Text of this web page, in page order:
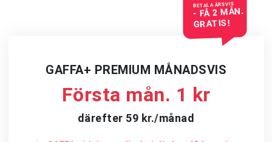
BETALA ÅRSVIS
- FÅ 2 MÅN.
GRATIS!
GAFFA+ PREMIUM MÅNADSVIS
Första mån. 1 kr
därefter 59 kr./månad